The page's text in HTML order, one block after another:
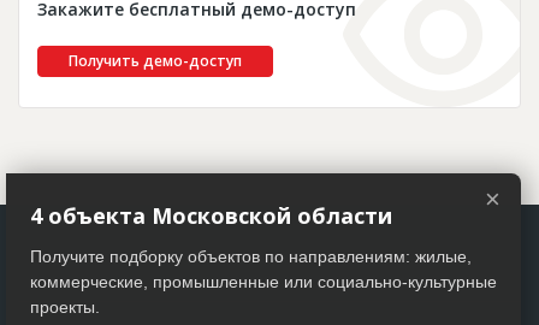
Закажите бесплатный демо-доступ
Получить демо-доступ
×
4 объекта Московской области
Получите подборку объектов по направлениям: жилые,
коммерческие, промышленные или социально-культурные
проекты.